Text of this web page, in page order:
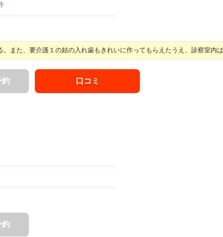
また、要介護１の姑の入れ歯もきれいに作ってもらえたうえ、診察室内
約 口コミ
約